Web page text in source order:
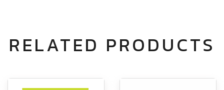
RELATED PRODUCTS